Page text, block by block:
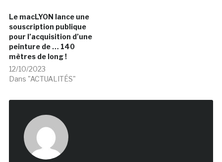
Le macLYON lance une
souscription publique
pour l’acquisition d’une
peinture de … 140
mètres de long !
12/10/2023
Dans "ACTUALITÉS"